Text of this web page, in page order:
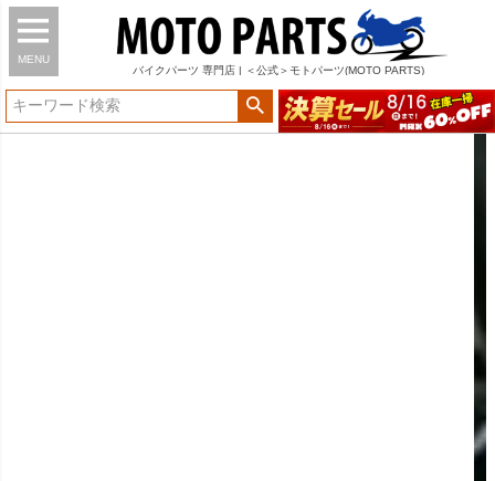
MENU
バイク パーツ 専門店 | ＜公式＞モトパーツ(MOTO PARTS)